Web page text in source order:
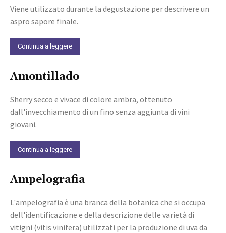
Viene utilizzato durante la degustazione per descrivere un
aspro sapore finale.
Continua a leggere
Amontillado
Sherry secco e vivace di colore ambra, ottenuto
dall'invecchiamento di un fino senza aggiunta di vini
giovani.
Continua a leggere
Ampelografia
L'ampelografia è una branca della botanica che si occupa
dell'identificazione e della descrizione delle varietà di
vitigni (vitis vinifera) utilizzati per la produzione di uva da